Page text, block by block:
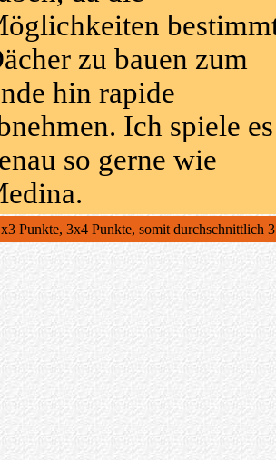
zu bauen zum
hin rapide
Ich spiele es
so gerne wie
Punkte, 3x4 Punkte, somit durchschnittlich